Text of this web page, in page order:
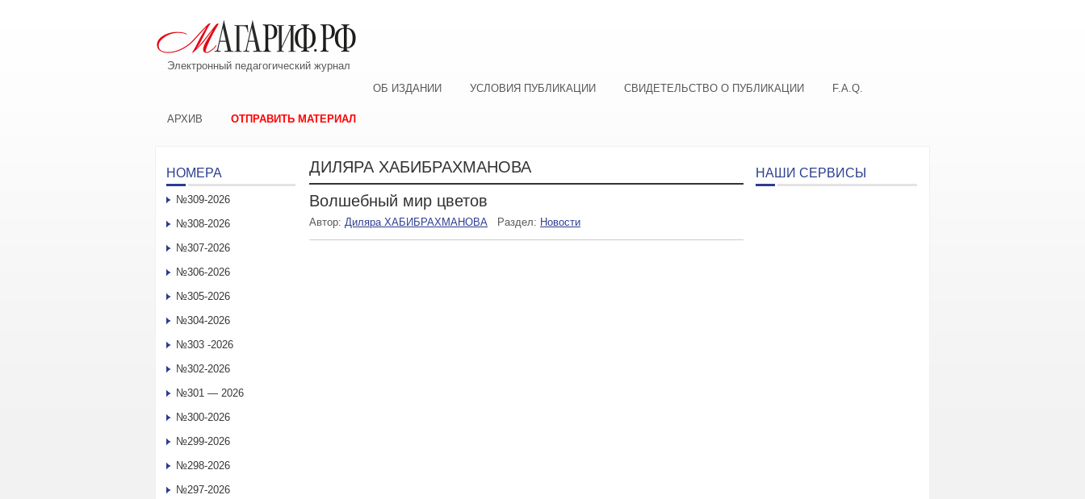
Электронный педагогический журнал
ОБ ИЗДАНИИ
УСЛОВИЯ ПУБЛИКАЦИИ СВИДЕТЕЛЬСТВО О ПУБЛИКАЦИИ F.A.Q.
АРХИВ ОТПРАВИТЬ МАТЕРИАЛ
ДИЛЯРА ХАБИБРАХМАНОВА
Волшебный мир цветов
Автор: Диляра ХАБИБРАХМАНОВА Раздел: Новости
НОМЕРА
№309-2026
№308-2026
№307-2026
№306-2026
№305-2026
№304-2026
№303 -2026
№302-2026
№301 — 2026
№300-2026
№299-2026
№298-2026
№297-2026
НАШИ СЕРВИСЫ